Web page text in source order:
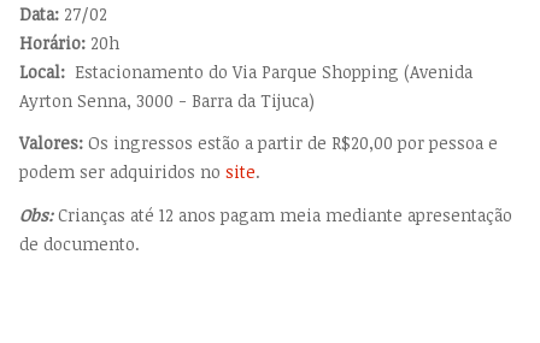
Data: 27/02
Horário: 20h
Local: Estacionamento do Via Parque Shopping (Avenida
Ayrton Senna, 3000 - Barra da Tijuca)
Valores: Os ingressos estão a partir de R$20,00 por pessoa e
podem ser adquiridos no site.
Obs:Crianças até 12 anos pagam meia mediante apresentação
de documento.